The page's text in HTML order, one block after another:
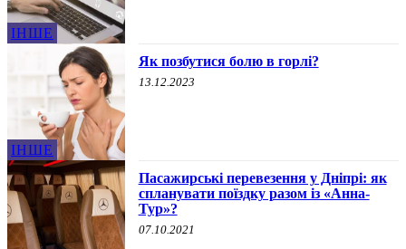
ІНШЕ
ІНШЕ
Як позбутися болю в горлі?
13.12.2023
Пасажирські перевезення у Дніпрі: як
спланувати поїздку разом із «Анна-
Тур»?
07.10.2021